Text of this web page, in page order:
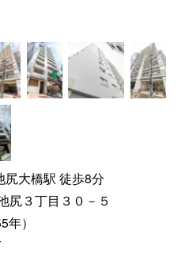
尻大橋駅 徒歩8分
尻３丁目３０－５
）